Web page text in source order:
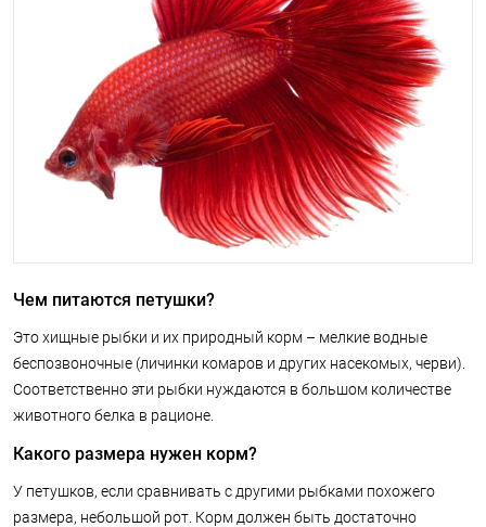
Чем питаются петушки?
Это хищные рыбки и их природный корм – мелкие водные
беспозвоночные (личинки комаров и других насекомых, черви).
Соответственно эти рыбки нуждаются в большом количестве
животного белка в рационе.
Какого размера нужен корм?
У петушков, если сравнивать с другими рыбками похожего
размера, небольшой рот. Корм должен быть достаточно